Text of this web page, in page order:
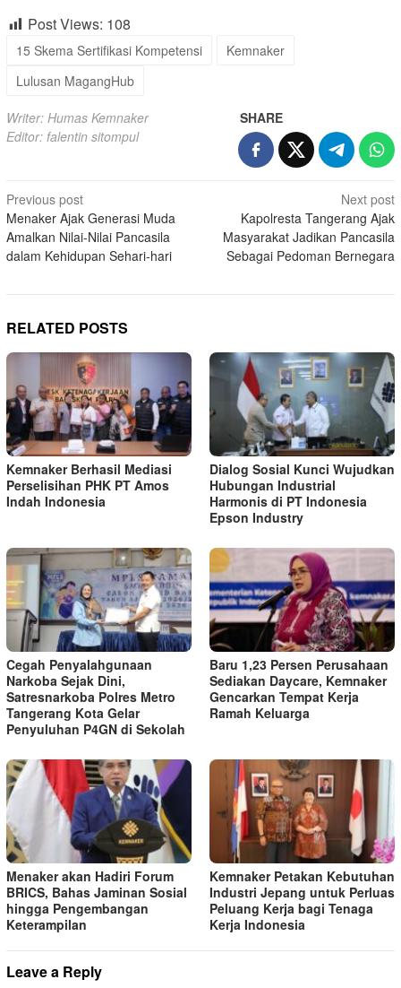
Post Views: 108
15 Skema Sertifikasi Kompetensi
Kemnaker
Lulusan MagangHub
Writer: Humas Kemnaker
Editor: falentin sitompul
SHARE
Post
navigation
Previous post
Menaker Ajak Generasi Muda
Amalkan Nilai-Nilai Pancasila
dalam Kehidupan Sehari-hari
Next post
Kapolresta Tangerang Ajak
Masyarakat Jadikan Pancasila
Sebagai Pedoman Bernegara
RELATED POSTS
Kemnaker Berhasil Mediasi
Perselisihan PHK PT Amos
Indah Indonesia
Dialog Sosial Kunci Wujudkan
Hubungan Industrial
Harmonis di PT Indonesia
Epson Industry
Cegah Penyalahgunaan
Narkoba Sejak Dini,
Satresnarkoba Polres Metro
Tangerang Kota Gelar
Penyuluhan P4GN di Sekolah
Baru 1,23 Persen Perusahaan
Sediakan Daycare, Kemnaker
Gencarkan Tempat Kerja
Ramah Keluarga
Menaker akan Hadiri Forum
BRICS, Bahas Jaminan Sosial
hingga Pengembangan
Keterampilan
Kemnaker Petakan Kebutuhan
Industri Jepang untuk Perluas
Peluang Kerja bagi Tenaga
Kerja Indonesia
Leave a Reply